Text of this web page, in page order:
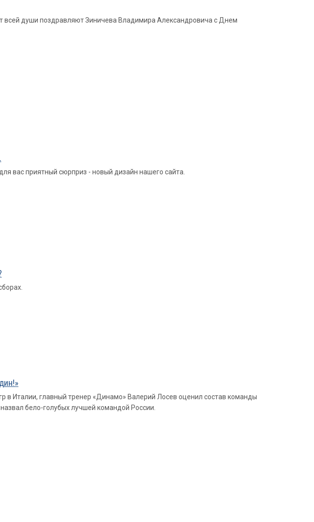
всей души поздравляют Зиничева Владимира Александровича с Днем
вас приятный сюрприз - новый дизайн нашего сайта.
в Италии, главный тренер «Динамо» Валерий Лосев оценил состав команды
бело-голубых лучшей командой России.